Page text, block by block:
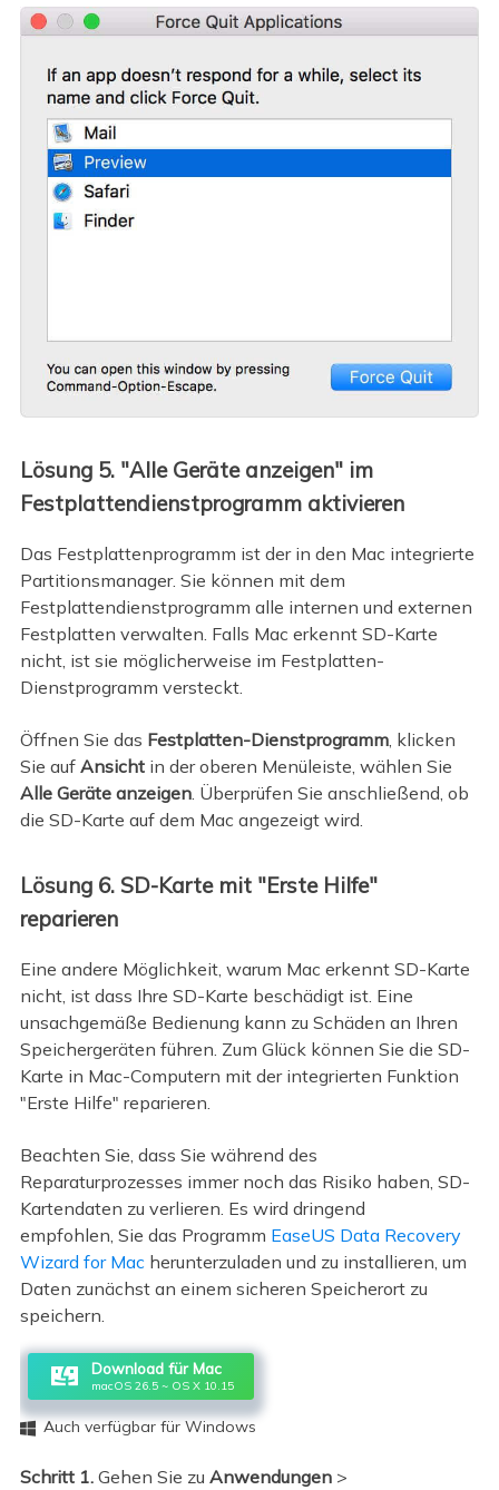
Lösung 5. "Alle Geräte anzeigen" im
Festplattendienstprogramm aktivieren
Das Festplattenprogramm ist der in den Mac integrierte
Partitionsmanager. Sie können mit dem
Festplattendienstprogramm alle internen und externen
Festplatten verwalten. Falls Mac erkennt SD-Karte
nicht, ist sie möglicherweise im Festplatten-
Dienstprogramm versteckt.
Öffnen Sie das Festplatten-Dienstprogramm, klicken
Sie auf Ansichtin der oberen Menüleiste, wählen Sie
Alle Geräte anzeigen. Überprüfen Sie anschließend, ob
die SD-Karte auf dem Mac angezeigt wird.
Lösung 6. SD-Karte mit "Erste Hilfe"
reparieren
Eine andere Möglichkeit, warum Mac erkennt SD-Karte
nicht, ist dass Ihre SD-Karte beschädigt ist. Eine
unsachgemäße Bedienung kann zu Schäden an Ihren
Speichergeräten führen. Zum Glück können Sie die SD-
Karte in Mac-Computern mit der integrierten Funktion
"Erste Hilfe" reparieren.
Beachten Sie, dass Sie während des
Reparaturprozesses immer noch das Risiko haben, SD-
Kartendaten zu verlieren. Es wird dringend
empfohlen, Sie das Programm EaseUS Data Recovery
Wizard for Mac herunterzuladen und zu installieren, um
Daten zunächst an einem sicheren Speicherort zu
speichern.
Download für Mac
macOS 26.5 ~ OS X 10.15
 Auch verfügbar für Windows
Schritt 1. Gehen Sie zu Anwendungen>